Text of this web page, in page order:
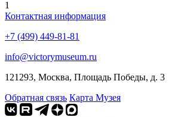
1
Контактная информация
+7 (499) 449-81-81
info@victorymuseum.ru
121293, Москва, Площадь Победы, д. 3
Обратная связь Карта Музея